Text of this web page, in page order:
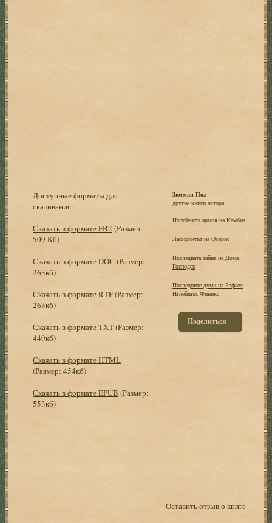
Доступные форматы для
скачивания:
Скачать в формате FB2 (Размер:
509 Кб)
Скачать в формате DOC (Размер:
263кб)
Скачать в формате RTF(Размер:
263кб)
Скачать в формате TXT(Размер:
449кб)
Скачать в формате HTML
(Размер: 454кб)
Скачать в формате EPUB (Размер:
553кб)
Зюсман Пол
другие книги автора:
Изгубената армия на Камбиз
Лабиринтът на Озирис
Последната тайна на Дома
Господен
Последните думи на Рафаел
Игнейшъс Финикс
Поделиться
Оставить отзыв о книге